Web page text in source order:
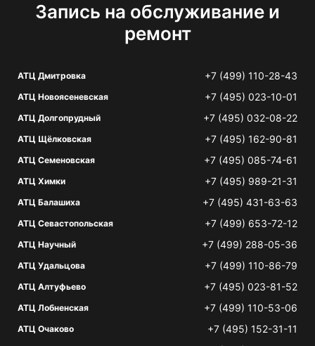
Запись на обслуживание и
ремонт
АТЦ Дмитровка +7 (499) 110-28-43
АТЦ Новоясеневская +7 (495) 023-10-01
АТЦ Долгопрудный +7 (495) 032-08-22
АТЦ Щёлковская +7 (495) 162-90-81
АТЦ Семеновская +7 (495) 085-74-61
АТЦ Химки +7 (495) 989-21-31
АТЦ Балашиха +7 (495) 431-63-63
АТЦ Севастопольская +7 (499) 653-72-12
АТЦ Научный +7 (499) 288-05-36
АТЦ Удальцова +7 (499) 110-86-79
АТЦ Алтуфьево +7 (495) 023-81-52
АТЦ Лобненская +7 (499) 110-53-06
АТЦ Очаково +7 (495) 152-31-11